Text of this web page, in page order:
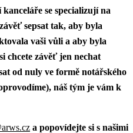
se specializují na
sepsat tak, aby byla
vaši vůli a aby byla
chcete závěť jen nechat
od nuly ve formě notářského
náš tým je vám k
a popovídejte si s našimi